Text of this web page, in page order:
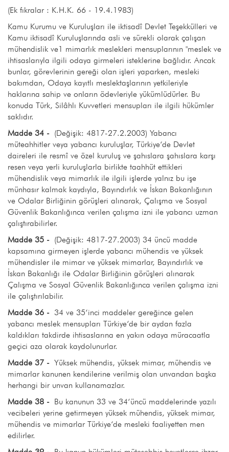
(Ek fıkralar : K.H.K. 66 - 19.4.1983)
Kamu Kurumu ve Kuruluşları ile iktisadî Devlet Teşekkülleri ve
Kamu iktisadî Kuruluşlarında asli ve sürekli olarak çalışan
mühendislik ve1 mimarlık meslekleri mensuplarının "meslek ve
ihtisaslarıyla ilgili odaya girmeleri isteklerine bağlıdır. Ancak
bunlar, görevlerinin gereği olan işleri yaparken, mesleki
bakımdan, Odaya kayıtlı meslektaşlarının yetkileriyle
haklarına sahip ve onların ödevleriyle yükümlüdürler. Bu
konuda Türk, Silâhlı Kuvvetleri mensupları ile ilgili hükümler
saklıdır.
Madde 34 - (Değişik: 4817-27.2.2003) Yabancı
müteahhitler veya yabancı kuruluşlar, Türkiye‘de Devlet
daireleri ile resmî ve özel kuruluş ve şahıslara şahıslara karşı
resen veya yerli kuruluşlarla birlikte taahhüt ettikleri
mühendislik veya mimarlık ile ilgili işlerde yalnız bu işe
münhasır kalmak kaydıyla, Bayındırlık ve İskan Bakanlığının
ve Odalar Birliğinin görüşleri alınarak, Çalışma ve Sosyal
Güvenlik Bakanlığınca verilen çalışma izni ile yabancı uzman
çalıştırabilirler.
Madde 35 - (Değişik: 4817-27.2003) 34 üncü madde
kapsamına girmeyen işlerde yabancı mühendis ve yüksek
mühendisler ile mimar ve yüksek mimarlar, Bayındırlık ve
İskan Bakanlığı ile Odalar Birliğinin görüşleri alınarak
Çalışma ve Sosyal Güvenlik Bakanlığınca verilen çalışma izni
ile çalıştırılabilir.
Madde 36 - 34 ve 35‘inci maddeler gereğince gelen
yabancı meslek mensupları Türkiye‘de bir aydan fazla
kaldıkları takdirde ihtisaslarına en yakın odaya müracaatla
geçici aza olarak kaydolunurlar.
Madde 37 - Yüksek mühendis, yüksek mimar, mühendis ve
mimarlar kanunen kendilerine verilmiş olan unvandan başka
herhangi bir unvan kullanamazlar.
Madde 38 - Bu kanunun 33 ve 34‘üncü maddelerinde yazılı
vecibeleri yerine getirmeyen yüksek mühendis, yüksek mimar,
mühendis ve mimarlar Türkiye‘de mesleki faaliyetten men
edilirler.